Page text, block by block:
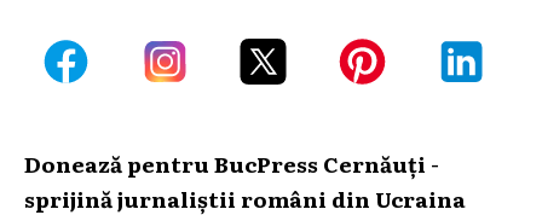
Donează pentru BucPress Cernăuți -
sprijină jurnaliștii români din Ucraina